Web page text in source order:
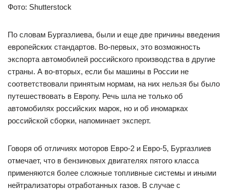
Фото: Shutterstock
По словам Бургазлиева, были и еще две причины введения
европейских стандартов. Во-первых, это возможность
экспорта автомобилей российского производства в другие
страны. А во-вторых, если бы машины в России не
соответствовали принятым нормам, на них нельзя бы было
путешествовать в Европу. Речь шла не только об
автомобилях российских марок, но и об иномарках
российской сборки, напоминает эксперт.
Говоря об отличиях моторов Евро-2 и Евро-5, Бургазлиев
отмечает, что в бензиновых двигателях пятого класса
применяются более сложные топливные системы и иными
нейтрализаторы отработанных газов. В случае с